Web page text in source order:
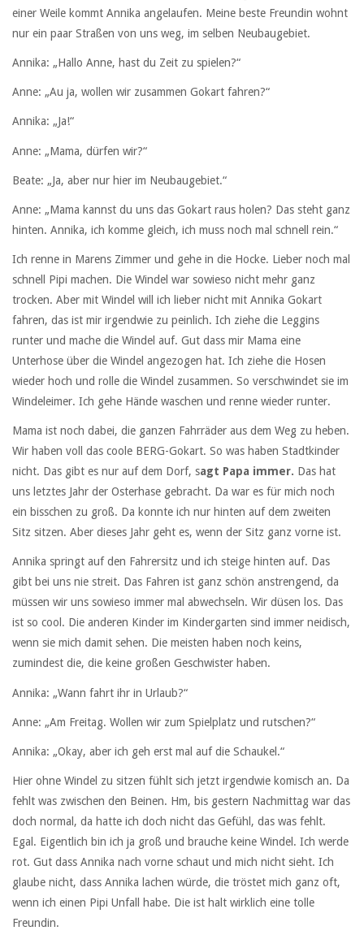
einer Weile kommt Annika angelaufen. Meine beste Freundin wohnt
nur ein paar Straßen von uns weg, im selben Neubaugebiet.
Annika: „Hallo Anne, hast du Zeit zu spielen?“
Anne: „Au ja, wollen wir zusammen Gokart fahren?“
Annika: „Ja!“
Anne: „Mama, dürfen wir?“
Beate: „Ja, aber nur hier im Neubaugebiet.“
Anne: „Mama kannst du uns das Gokart raus holen? Das steht ganz
hinten. Annika, ich komme gleich, ich muss noch mal schnell rein.“
Ich renne in Marens Zimmer und gehe in die Hocke. Lieber noch mal
schnell Pipi machen. Die Windel war sowieso nicht mehr ganz
trocken. Aber mit Windel will ich lieber nicht mit Annika Gokart
fahren, das ist mir irgendwie zu peinlich. Ich ziehe die Leggins
runter und mache die Windel auf. Gut dass mir Mama eine
Unterhose über die Windel angezogen hat. Ich ziehe die Hosen
wieder hoch und rolle die Windel zusammen. So verschwindet sie im
Windeleimer. Ich gehe Hände waschen und renne wieder runter.
Mama ist noch dabei, die ganzen Fahrräder aus dem Weg zu heben.
Wir haben voll das coole BERG-Gokart. So was haben Stadtkinder
nicht. Das gibt es nur auf dem Dorf, sagt Papa immer. Das hat
uns letztes Jahr der Osterhase gebracht. Da war es für mich noch
ein bisschen zu groß. Da konnte ich nur hinten auf dem zweiten
Sitz sitzen. Aber dieses Jahr geht es, wenn der Sitz ganz vorne ist.
Annika springt auf den Fahrersitz und ich steige hinten auf. Das
gibt bei uns nie streit. Das Fahren ist ganz schön anstrengend, da
müssen wir uns sowieso immer mal abwechseln. Wir düsen los. Das
ist so cool. Die anderen Kinder im Kindergarten sind immer neidisch,
wenn sie mich damit sehen. Die meisten haben noch keins,
zumindest die, die keine großen Geschwister haben.
Annika: „Wann fahrt ihr in Urlaub?“
Anne: „Am Freitag. Wollen wir zum Spielplatz und rutschen?“
Annika: „Okay, aber ich geh erst mal auf die Schaukel.“
Hier ohne Windel zu sitzen fühlt sich jetzt irgendwie komisch an. Da
fehlt was zwischen den Beinen. Hm, bis gestern Nachmittag war das
doch normal, da hatte ich doch nicht das Gefühl, das was fehlt.
Egal. Eigentlich bin ich ja groß und brauche keine Windel. Ich werde
rot. Gut dass Annika nach vorne schaut und mich nicht sieht. Ich
glaube nicht, dass Annika lachen würde, die tröstet mich ganz oft,
wenn ich einen Pipi Unfall habe. Die ist halt wirklich eine tolle
Freundin.